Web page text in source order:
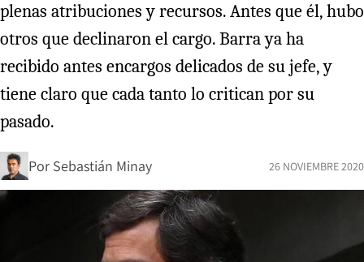
plenas atribuciones y recursos. Antes que él, hubo
otros que declinaron el cargo. Barra ya ha
recibido antes encargos delicados de su jefe, y
tiene claro que cada tanto lo critican por su
pasado.
Por Sebastián Minay 26 NOVIEMBRE 2020